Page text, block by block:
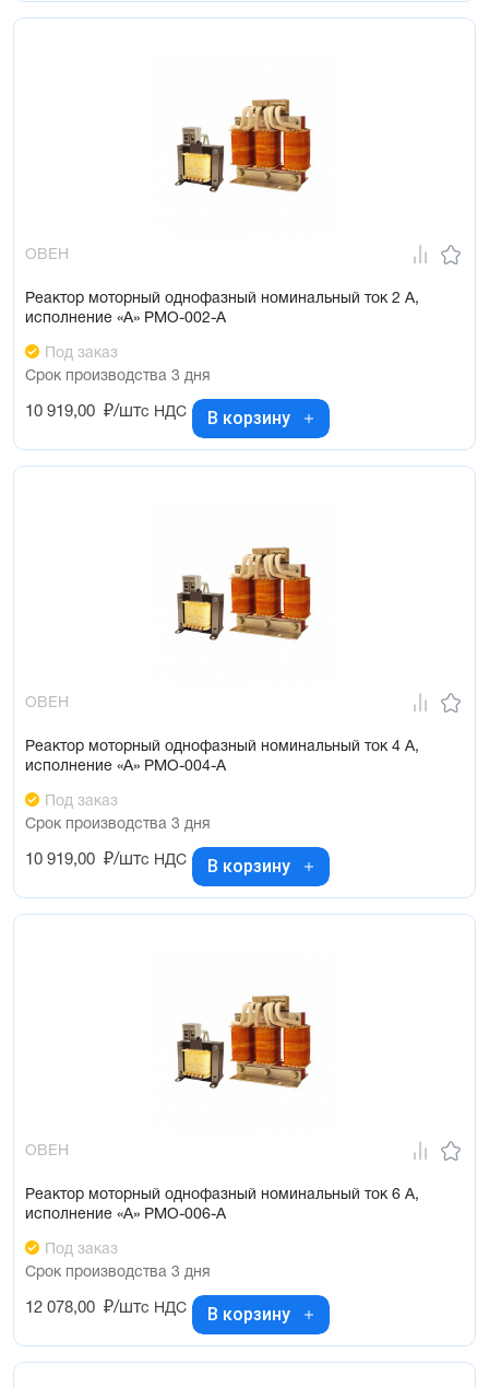
ОВЕН
Реактор моторный однофазный номинальный ток 2 А,
исполнение «А» РМО-002-А
Под заказ
Срок производства 3 дня
10 919,00 ₽/штс НДС В корзину
ОВЕН
Реактор моторный однофазный номинальный ток 4 А,
исполнение «А» РМО-004-А
Под заказ
Срок производства 3 дня
10 919,00 ₽/штс НДС В корзину
ОВЕН
Реактор моторный однофазный номинальный ток 6 А,
исполнение «А» РМО-006-А
Под заказ
Срок производства 3 дня
12 078,00 ₽/штс НДС В корзину